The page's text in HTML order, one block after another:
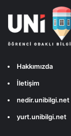
Hakkımızda
İletişim
nedir.unibilgi.net
yurt.unibilgi.net